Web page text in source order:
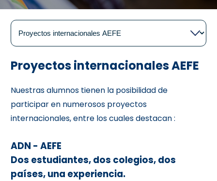
Proyectos internacionales AEFE
Nuestras alumnos tienen la posibilidad de
participar en numerosos proyectos
internacionales, entre los cuales destacan :
ADN - AEFE
Dos estudiantes, dos colegios, dos
países, una experiencia.